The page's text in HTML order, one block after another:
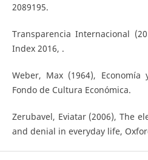
2089195.
Transparencia Internacional
Index 2016, .
Weber, Max (1964),
Fondo de Cultura Económica.
Zerubavel, Eviatar (2006), The
and denial in everyday life,